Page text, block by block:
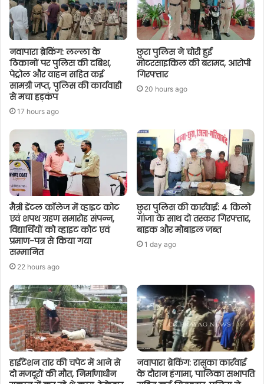
नवापारा ब्रेकिंग: लल्ला के
ठिकानों पर पुलिस की दबिश,
पेट्रोल और वाहन सहित कई
सामग्री जप्त, पुलिस की कार्यवाही
से मचा हड़कंप
17 hours ago
छुरा पुलिस ने चोरी हुई
मोटरसाइकिल की बरामद, आरोपी
गिरफ्तार
20 hours ago
मैत्री डेंटल कॉलेज में व्हाइट कोट
एवं शपथ ग्रहण समारोह संपन्न,
विद्यार्थियों को व्हाइट कोट एवं
प्रमाण-पत्र से किया गया
सम्मानित
22 hours ago
छुरा पुलिस की कार्रवाई: 4 किलो
गांजा के साथ दो तस्कर गिरफ्तार,
बाइक और मोबाइल जब्त
1 day ago
हाईटेंशन तार की चपेट में आने से
दो मजदूरों की मौत, निर्माणाधीन
नवापारा ब्रेकिंग: रासुका कार्रवाई
के दौरान हंगामा, पालिका सभापति